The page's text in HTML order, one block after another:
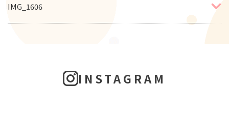
IMG_1606
INSTAGRAM